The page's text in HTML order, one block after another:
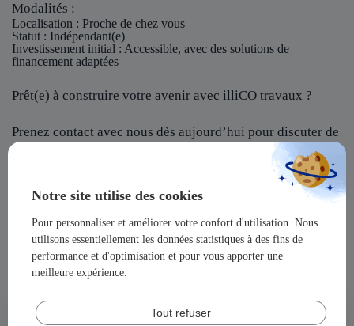
Notre site utilise des cookies
Pour personnaliser et améliorer votre confort d'utilisation. Nous
utilisons essentiellement les données statistiques à des fins de
performance et d'optimisation et pour vous apporter une
meilleure expérience.
Tout refuser
Modalités :
Localisation : Proche de chez vous
Statut : Indépendant(e)
Investissement initial : Accessible, avec des solutions de
financement adaptées
Prêt(e) à construire votre avenir avec illiCO travaux ?
Prenez contact avec nous dès aujourd’hui pour discuter de
votre projet et rejoindre notre réseau !
illiCO travaux vous offre l’opportunité de devenir un
acteur majeur dans un secteur dynamique et en pleine
expansion !
Ensemble, construisons votre avenir et votre succès avec
illiCO travaux !
Postuler à l'offre